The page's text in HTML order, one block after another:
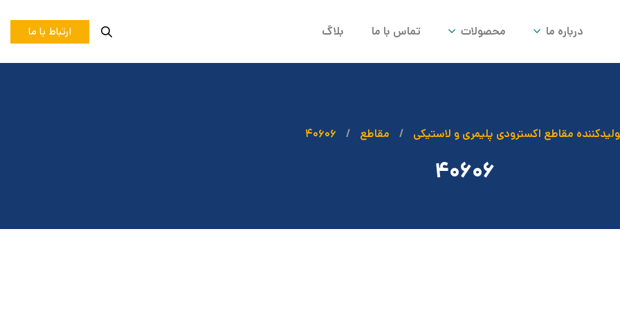
درباره ما محصولات تماس با ما بلاگ ارتباط با ما
مقاطع اکسترودی پلیمری و لاستیکی مقاطع ۴۰۶۰۶
۴۰۶۰۶